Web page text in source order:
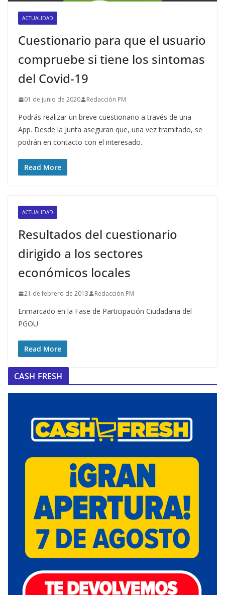
ACTUALIDAD
Cuestionario para que el usuario
compruebe si tiene los sintomas
del Covid-19
01 de junio de 2020 Redacción PM
Podrás realizar un breve cuestionario a través de una
App. Desde la Junta aseguran que, una vez tramitado, se
podrán en contacto con el interesado.
Read More
ACTUALIDAD
Resultados del cuestionario
dirigido a los sectores
económicos locales
21 de febrero de 2013 Redacción PM
Enmarcado en la Fase de Participación Ciudadana del
PGOU
Read More
CASH FRESH